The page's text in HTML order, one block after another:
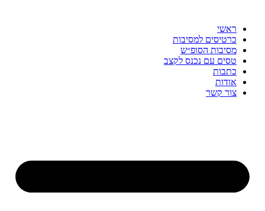
ראשי
כרטיסים למסיבות
מסיבות הסופ״ש
טסים עם נכנס לקצב
כתבות
אודות
צור קשר